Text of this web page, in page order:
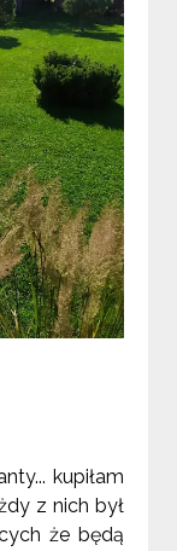
kupiłam
z nich był
że będą